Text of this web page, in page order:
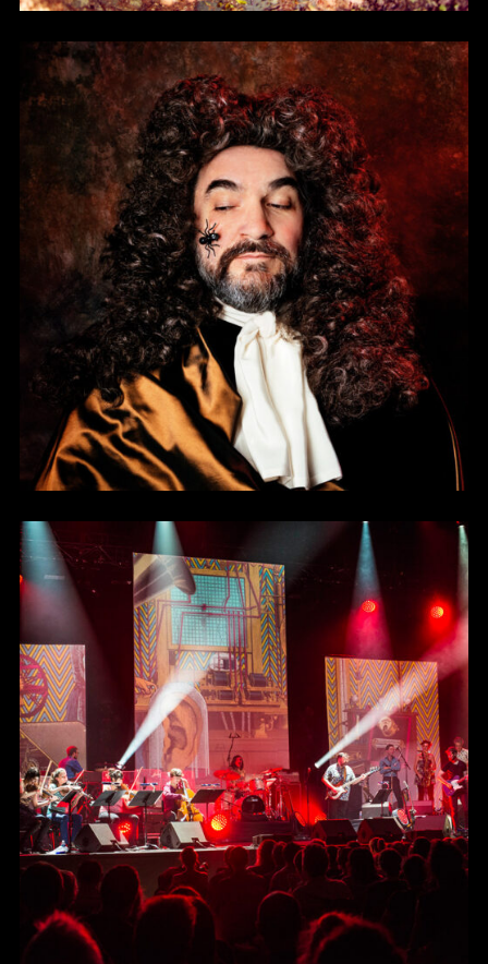
LA FONTAINE
L’ODYSSÉE